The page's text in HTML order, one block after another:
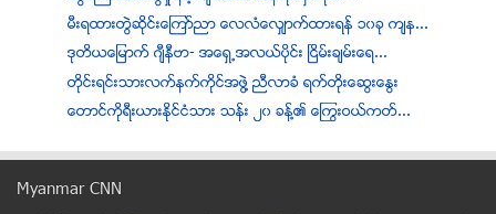
မီးရထားတြဲဆိုင္းေၾကာ္ညာ ေလလံေလွ်ာက္ထားရန္ ၁၀ခု က်န...
ဒုတိယေျမာက္ ဂ်ီနီဗာ- အေရွ႕အလယ္ပိုင္း ၿငိမ္းခ်မ္းေရ...
တိုင္းရင္းသားလက္နက္ကိုင္အဖြဲ႔ ညီလာခံ ရက္တိုးေဆြးေႏြး
ေတာင္ကုိရီးယားႏုိင္ငံသား သန္း ၂၀ ခန္႔၏ ေႂကြးဝယ္ကတ္...
မိုးကုတ္တြင္ ဆိုင္ေရွ့ ကားပိတ္ရပ္ရာမွ စကားမ်ားျပီး...
Myanmar CNN